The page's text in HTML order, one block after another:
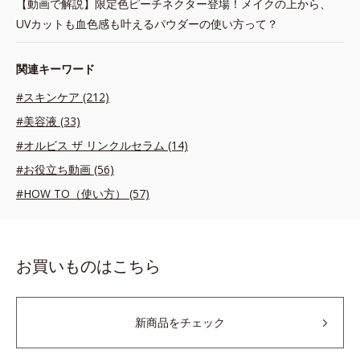
【動画で解説】限定色ピーチネクター登場！メイクの上から、
UVカットも血色感も叶えるパウダーの使い方って？
関連キーワード
#スキンケア (212)
#美容液 (33)
#オルビス ザ リンクルセラム (14)
#お役立ち動画 (56)
#HOW TO（使い方） (57)
お買いものはこちら
新商品をチェック